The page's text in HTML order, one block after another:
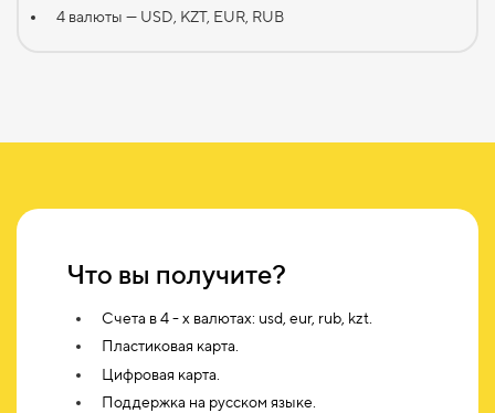
4 валюты — USD, KZT, EUR, RUB
Что вы получите?
Счета в 4 - х валютах: usd, eur, rub, kzt.
Пластиковая карта.
Цифровая карта.
Поддержка на русском языке.